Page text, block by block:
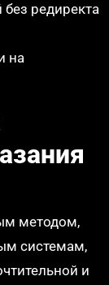
редиректа
на
методом,
системам,
и